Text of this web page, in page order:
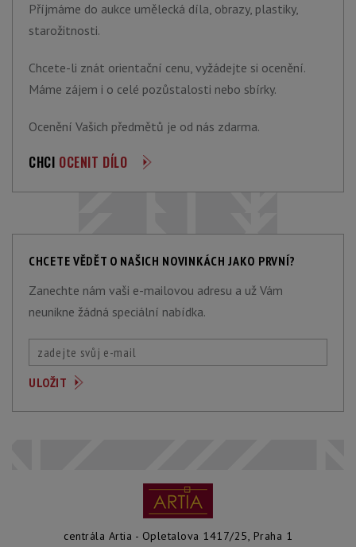
Příjmáme do aukce umělecká díla, obrazy, plastiky,
starožitnosti.
Chcete-li znát orientační cenu, vyžádejte si ocenění.
Máme zájem i o celé pozůstalosti nebo sbírky.
Ocenění Vašich předmětů je od nás zdarma.
CHCI OCENIT DÍLO
CHCETE VĚDĚT O NAŠICH NOVINKÁCH JAKO PRVNÍ?
Zanechte nám vaši e-mailovou adresu a už Vám
neunikne žádná speciální nabídka.
centrála Artia - Opletalova 1417/25, Praha 1